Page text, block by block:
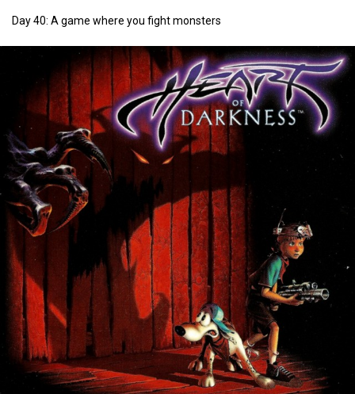
Day 40: A game where you fight monsters